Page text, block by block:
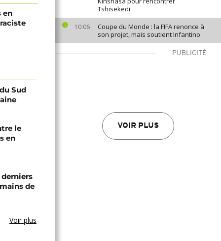
Tshisekedi
10:06
Coupe du Monde : la FIFA renonce à
son projet, mais soutient Infantino
PUBLICITÉ
VOIR PLUS
en
Sud
le
en
de
Voir plus